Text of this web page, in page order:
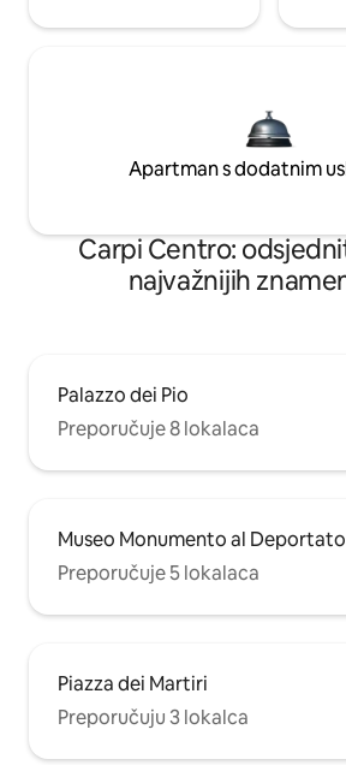
Apartman s dodatnim
Carpi Centro:
najvažnijih
Palazzo dei Pio
Preporučuje 8 lokalaca
Museo Monumento al Deportato
Preporučuje 5 lokalaca
Piazza dei Martiri
Preporučuju 3 lokalca